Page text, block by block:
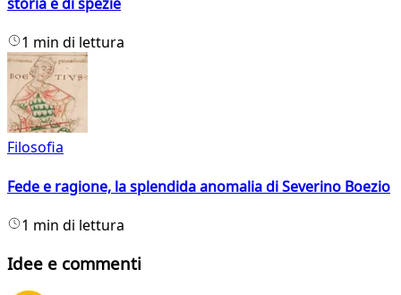
1 min di lettura
Filosofia
Fede e ragione, la splendida anomalia di Severino Boezio
1 min di lettura
Idee e commenti